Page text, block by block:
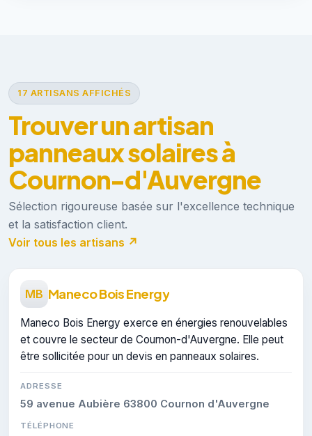
17 ARTISANS AFFICHÉS
Trouver un artisan
panneaux solaires à
Cournon-d'Auvergne
Sélection rigoureuse basée sur l'excellence technique
et la satisfaction client.
Voir tous les artisans ↗
MB Maneco Bois Energy
Maneco Bois Energy exerce en énergies renouvelables
et couvre le secteur de Cournon-d'Auvergne. Elle peut
être sollicitée pour un devis en panneaux solaires.
ADRESSE
59 avenue Aubière 63800 Cournon d'Auvergne
TÉLÉPHONE